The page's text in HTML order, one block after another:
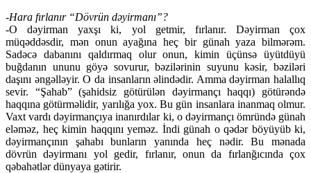
-Hara fırlanır “Dövrün dəyirmanı”?
-O dəyirman yaxşı ki, yol getmir, fırlanır. Dəyirman çox
müqəddəsdir, mən onun ayağına heç bir günah yaza bilmərəm.
Sadəcə dabanını qaldırmaq olur onun, kimin üçünsə üyütdüyü
buğdanın ununu göyə sovurur, bəzilərinin suyunu kəsir, bəziləri
daşını əngəlləyir. O da insanların əlindədir. Amma dəyirman halallıq
sevir. “Şahab” (şahidsiz götürülən dəyirmançı haqqı) götürəndə
haqqına götürməlidir, yarılığa yox. Bu gün insanlara inanmaq olmur.
Vaxt vardı dəyirmançıya inanırdılar ki, o dəyirmançı ömründə günah
eləməz, heç kimin haqqını yeməz. İndi günah o qədər böyüyüb ki,
dəyirmançının şahabı bunların yanında heç nədir. Bu mənada
dövrün dəyirmanı yol gedir, fırlanır, onun da fırlanğıcında çox
qəbahətlər dünyaya gətirir.